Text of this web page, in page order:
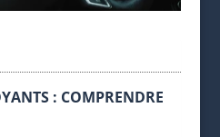
: COMPRENDRE